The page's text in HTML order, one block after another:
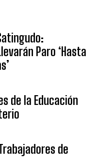
Paro ‘Hasta
de la Educación
de